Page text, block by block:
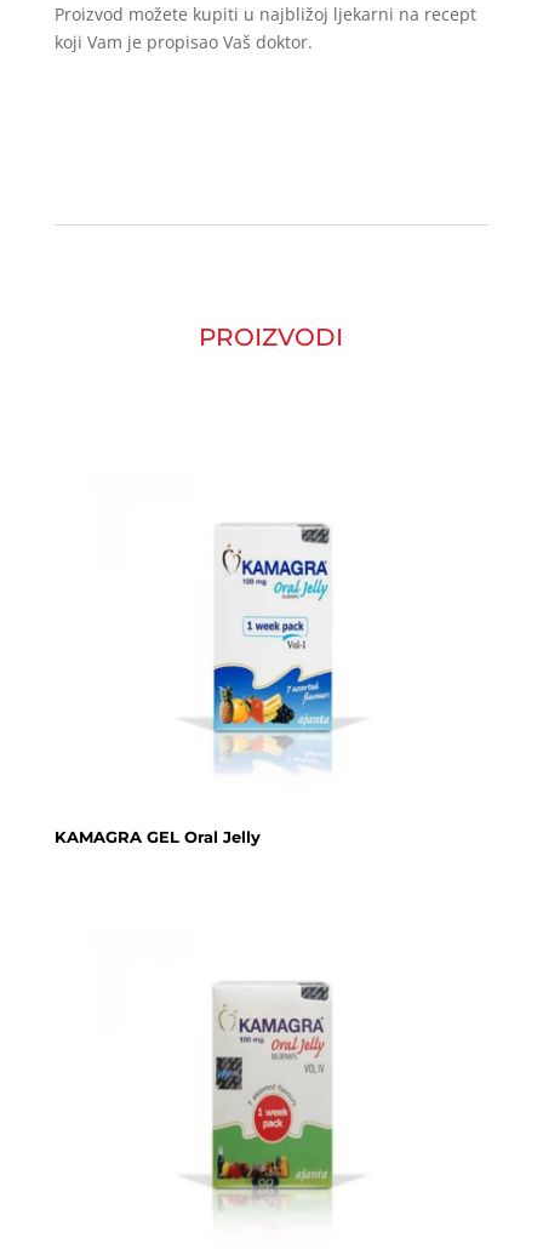
Proizvod možete kupiti u najbližoj ljekarni na recept
koji Vam je propisao Vaš doktor.
PROIZVODI
KAMAGRA GEL Oral Jelly